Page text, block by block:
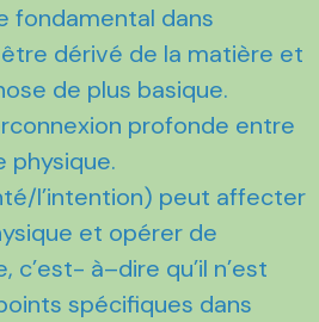
fondamental dans
être dérivé de la matière et
de plus basique.
profonde entre
physique.
l’intention) peut affecter
et opérer de
à–dire qu’il n’est
spécifiques dans